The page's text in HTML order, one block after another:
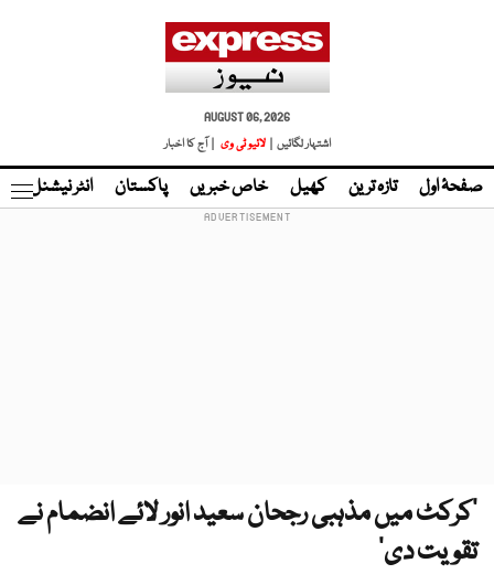
AUGUST 06, 2026
اشتہار لگائیں |
لائیو ٹی وی | آج کا اخبار
صفحۂ اول تازہ ترین کھیل خاص خبریں پاکستان انٹر نیشنل
’کرکٹ میں مذہبی رجحان سعید انور لائے انضمام نے
تقویت دی‘